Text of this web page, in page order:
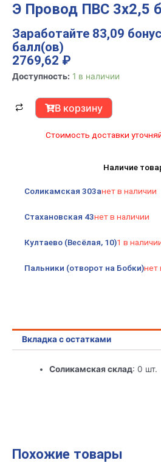
Э Провод ПВС 3х2,5
Заработайте 83,09
балл(ов)
2769,62 ₽
Доступность: 1 в наличии
Количество
Провод
В корзину
Стоимость доставки
Наличие
Соликамская 303анет в наличии
Стахановская 43нет в наличии
Култаево (Весёлая, 10)1 в
Пальники (отворот на Бобки)нет
Вкладка с остатками
Соликамская склад: 0 шт.
Похожие товары